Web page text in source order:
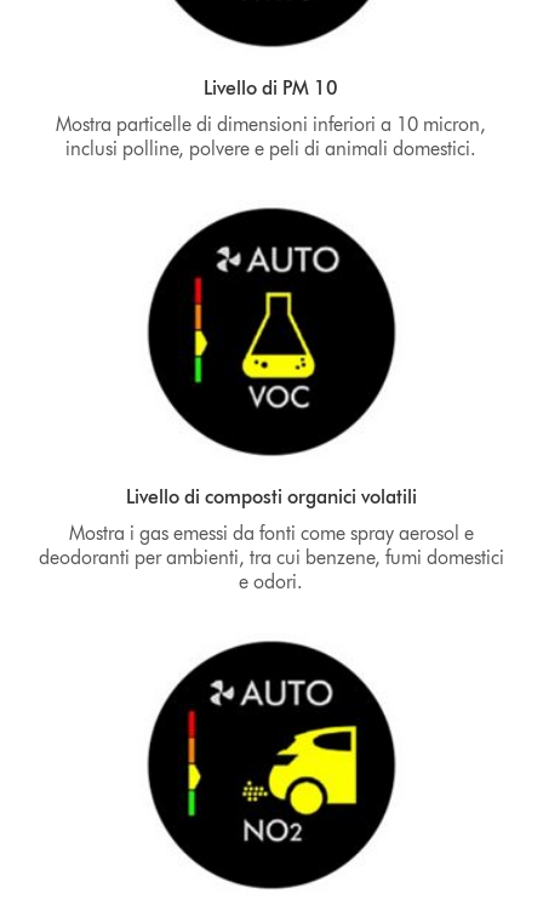
Livello di PM 10
Mostra particelle di dimensioni inferiori a 10 micron,
inclusi polline, polvere e peli di animali domestici.
Livello di composti organici volatili
Mostra i gas emessi da fonti come spray aerosol e
deodoranti per ambienti, tra cui benzene, fumi domestici
e odori.